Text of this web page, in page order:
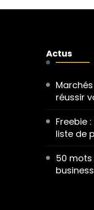
Actus
réussir
Freebie
liste de
50
business